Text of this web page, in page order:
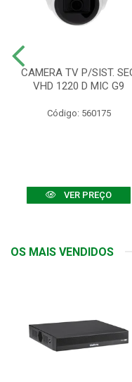
CAMERA TV P/SIST.
VHD 1220 D MIC G9
Código: 560175
VER PREÇO
OS MAIS VENDIDOS